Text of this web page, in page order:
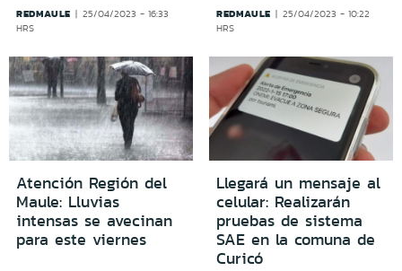
REDMAULE
25/04/2023 - 16:33
HRS
REDMAULE
25/04/2023 - 10:22
HRS
Atención Región del
Maule: Lluvias
intensas se avecinan
para este viernes
Llegará un mensaje al
celular: Realizarán
pruebas de sistema
SAE en la comuna de
Curicó